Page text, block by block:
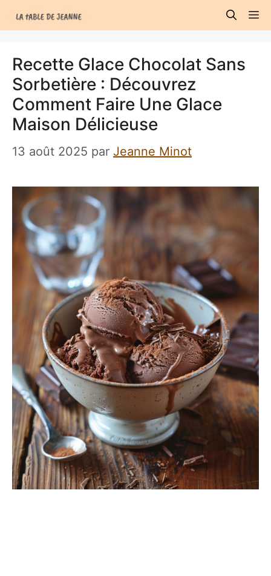
au
Recette Glace Chocolat Sans
Sorbetière : Découvrez
Comment Faire Une Glace
Maison Délicieuse
13 août 2025 par Jeanne Minot